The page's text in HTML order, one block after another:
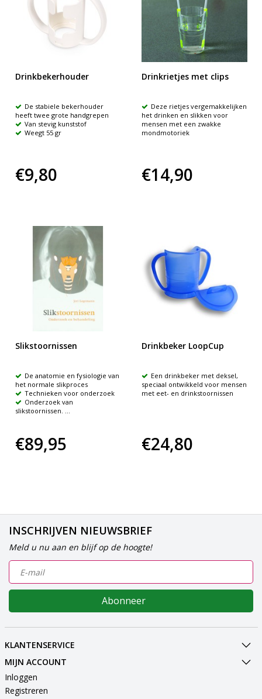
Drinkbekerhouder
De stabiele bekerhouder
heeft twee grote handgrepen
Van stevig kunststof
Weegt 55 gr
€9,80
Drinkrietjes met clips
Deze rietjes vergemakkelijken
het drinken en slikken voor
mensen met een zwakke
mondmotoriek
€14,90
Slikstoornissen
De anatomie en fysiologie van
het normale slikproces
Technieken voor onderzoek
Onderzoek van
slikstoornissen. ...
€89,95
Drinkbeker LoopCup
Een drinkbeker met deksel,
speciaal ontwikkeld voor mensen
met eet- en drinkstoornissen
€24,80
INSCHRIJVEN NIEUWSBRIEF
Meld u nu aan en blijf op de hoogte!
Abonneer
KLANTENSERVICE
MIJN ACCOUNT
Inloggen
Registreren